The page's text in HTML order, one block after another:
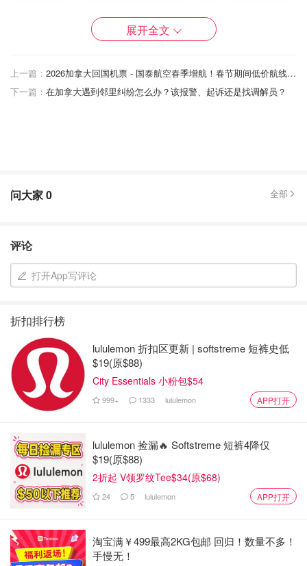
展开全文
上一篇：
2026加拿大回国机票 - 国泰航空春季增航！春节期间低价航线！抢票技巧+省钱贴士！
下一篇： 在加拿大遇到邻里纠纷怎么办？该报警、起诉还是找调解员？
问大家0 全部
评论
打开App写评论
折扣排行榜
lululemon 折扣区更新 | softstreme 短裤史低
$19(原$88)
City Essentials 小粉包$54
999+ 1333 lululemon APP打开
lululemon 捡漏🔥 Softstreme 短裤4降仅
$19(原$88)
2折起 V领罗纹Tee$34(原$68)
24 5 lululemon APP打开
淘宝满￥499最高2KG包邮 回归！数量不多！
手慢无！